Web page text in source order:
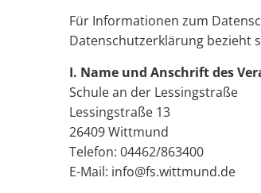
Für Informationen zum
Datenschutzerklärung bezieht
I. Name und Anschrift des
Schule an der Lessingstraße
Lessingstraße 13
26409 Wittmund
Telefon: 04462/863400
E-Mail: info@fs.wittmund.de